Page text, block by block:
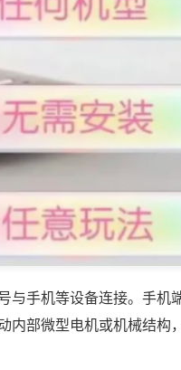
与手机等设备连接。手机
内部微型电机或机械结构